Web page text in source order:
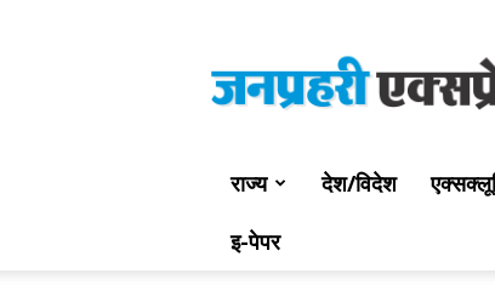
Prahari
Express
राज्य देश/विदेश
इ-पेपर